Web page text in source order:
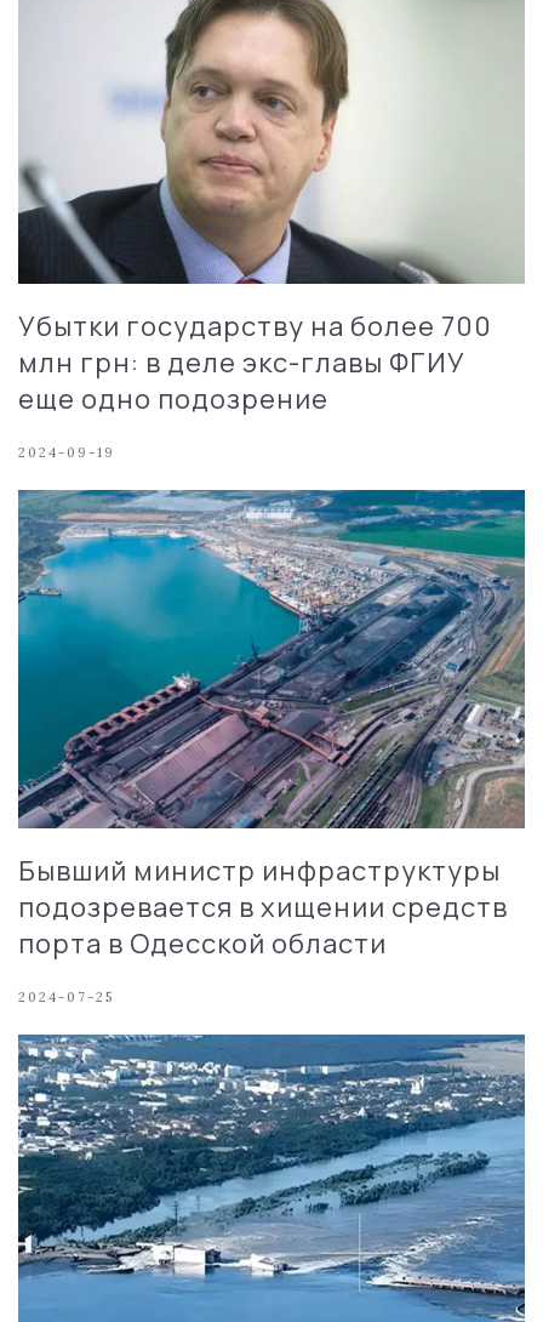
Убытки государству на более 700
млн грн: в деле экс-главы ФГИУ
еще одно подозрение
2024-09-19
Бывший министр инфраструктуры
подозревается в хищении средств
порта в Одесской области
2024-07-25